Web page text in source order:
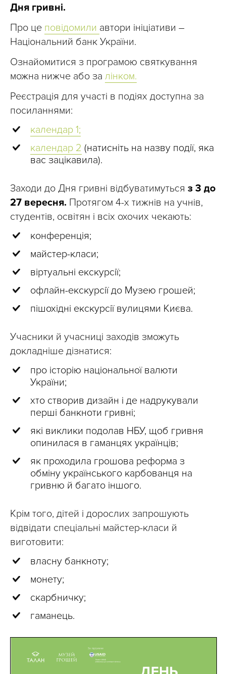
Дня гривні.
Про це повідомили автори ініціативи –
Національний банк України.
Ознайомитися з програмою святкування
можна нижче або за лінком.
Реєстрація для участі в подіях доступна за
посиланнями:
календар 1;
календар 2 (натисніть на назву події, яка
вас зацікавила).
Заходи до Дня гривні відбуватимуться з 3 до
27 вересня. Протягом 4-х тижнів на учнів,
студентів, освітян і всіх охочих чекають:
конференція;
майстер-класи;
віртуальні екскурсії;
офлайн-екскурсії до Музею грошей;
пішохідні екскурсії вулицями Києва.
Учасники й учасниці заходів зможуть
докладніше дізнатися:
про історію національної валюти
України;
хто створив дизайн і де надрукували
перші банкноти гривні;
які виклики подолав НБУ, щоб гривня
опинилася в гаманцях українців;
як проходила грошова реформа з
обміну українського карбованця на
гривню й багато іншого.
Крім того, дітей і дорослих запрошують
відвідати спеціальні майстер-класи й
виготовити:
власну банкноту;
монету;
скарбничку;
гаманець.